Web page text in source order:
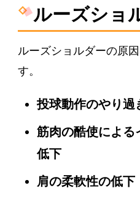
ルーズショ
ルーズショルダーの原
す。
投球動作のやり過
筋肉の酷使によ
低下
肩の柔軟性の低下